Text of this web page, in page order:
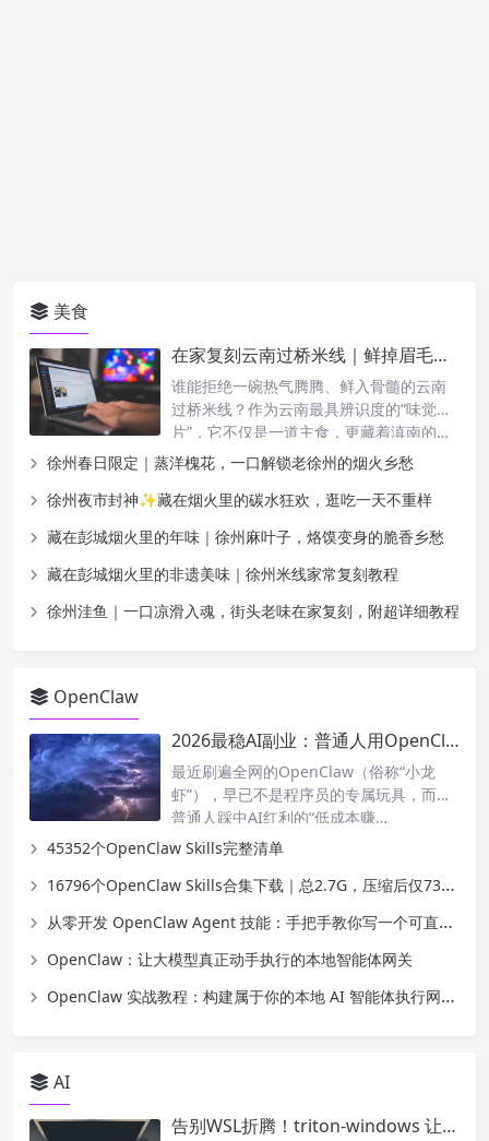
美食
在家复刻云南过桥米线｜鲜掉眉毛，新手零失败教程
谁能拒绝一碗热气腾腾、鲜入骨髓的云南
过桥米线？作为云南最具辨识度的“味觉名
片”，它不仅是一道主食，更藏着滇南的…
徐州春日限定｜蒸洋槐花，一口解锁老徐州的烟火乡愁
徐州夜市封神✨藏在烟火里的碳水狂欢，逛吃一天不重样
藏在彭城烟火里的年味｜徐州麻叶子，烙馍变身的脆香乡愁
藏在彭城烟火里的非遗美味｜徐州米线家常复刻教程
徐州洼鱼｜一口凉滑入魂，街头老味在家复刻，附超详细教程
OpenClaw
2026最稳AI副业：普通人用OpenClaw赚钱，从0到1落地指南（附真实案例）
最近刷遍全网的OpenClaw（俗称“小龙
虾”），早已不是程序员的专属玩具，而是
普通人踩中AI红利的“低成本赚…
45352个OpenClaw Skills完整清单
16796个OpenClaw Skills合集下载｜总2.7G，压缩后仅738M，覆盖全场景技能
从零开发 OpenClaw Agent 技能：手把手教你写一个可直接运行的天气查询 Skill
OpenClaw：让大模型真正动手执行的本地智能体网关
OpenClaw 实战教程：构建属于你的本地 AI 智能体执行网关（附示例代码）
AI
告别WSL折腾！triton-windows 让 Windows 原生支持 Triton GPU 编译